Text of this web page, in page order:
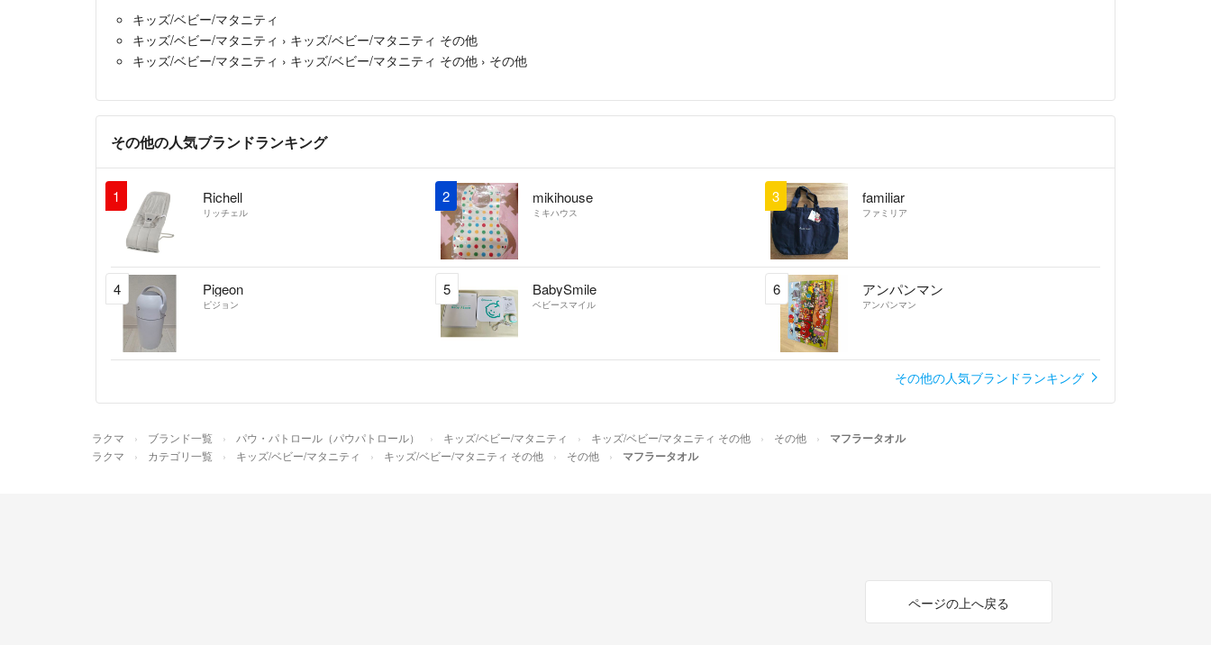
キッズ/ベビー/マタニティ
キッズ/ベビー/マタニティ › キッズ/ベビー/マタニティ その他
キッズ/ベビー/マタニティ › キッズ/ベビー/マタニティ その他 › その他
その他の人気ブランドランキング
1 Richell
リッチェル
2 mikihouse
ミキハウス
3 familiar
ファミリア
4 Pigeon
ピジョン
5 BabySmile
ベビースマイル
6 アンパンマン
アンパンマン
その他の人気ブランドランキング
ラクマ ブランド一覧 パウ・パトロール（パウパトロール） キッズ/ベビー/マタニティ キッズ/ベビー/マタニティ その他 その他 マフラータオル
ラクマ カテゴリ一覧 キッズ/ベビー/マタニティ キッズ/ベビー/マタニティ その他 その他 マフラータオル
ページの上へ戻る